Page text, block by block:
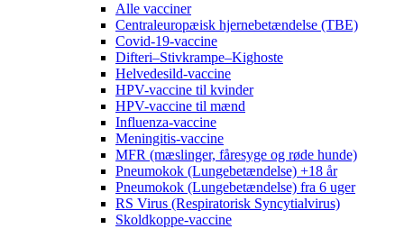
Alle vacciner
Centraleuropæisk hjernebetændelse (TBE)
Covid-19-vaccine
Difteri–Stivkrampe–Kighoste
Helvedesild-vaccine
HPV-vaccine til kvinder
HPV-vaccine til mænd
Influenza-vaccine
Meningitis-vaccine
MFR (mæslinger, fåresyge og røde hunde)
Pneumokok (Lungebetændelse) +18 år
Pneumokok (Lungebetændelse) fra 6 uger
RS Virus (Respiratorisk Syncytialvirus)
Skoldkoppe-vaccine